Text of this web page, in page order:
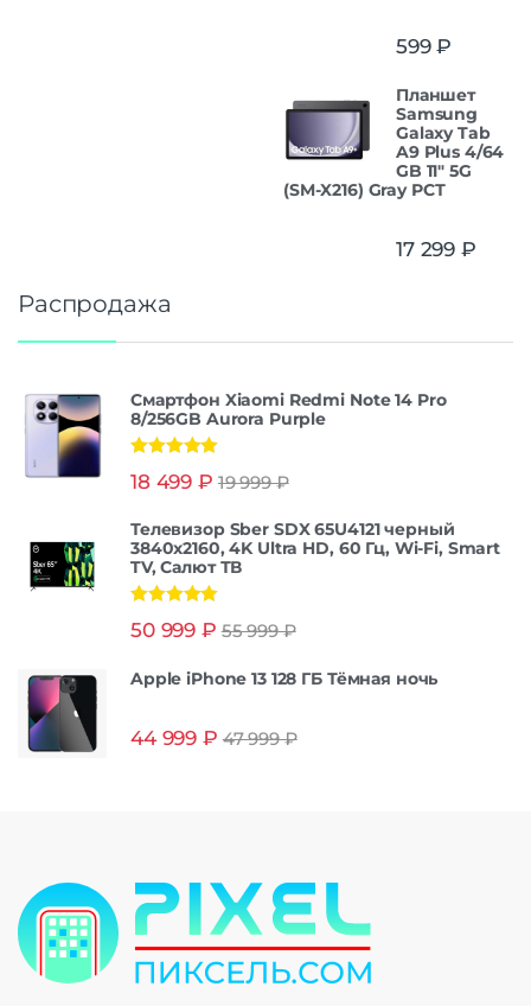
599₽
Планшет
Samsung
Galaxy Tab
A9 Plus 4/64
GB 11" 5G
(SM-X216) Gray РСТ
17 299 ₽
Распродажа
Смартфон Xiaomi Redmi Note 14 Pro
8/256GB Aurora Purple
из 5
18 499 ₽ 19 999₽
Телевизор Sber SDX 65U4121 черный
3840x2160, 4K Ultra HD, 60 Гц, Wi-Fi, Smart
TV, Салют ТВ
из 5
50 999 ₽ 55 999₽
Apple iPhone 13 128 ГБ Тёмная ночь
44 999 ₽ 47 999₽